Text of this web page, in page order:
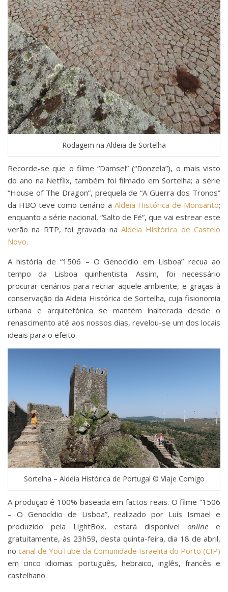
Rodagem na Aldeia de Sortelha
Recorde-se que o filme “Damsel” (“Donzela”), o mais visto
do ano na Netflix, também foi filmado em Sortelha; a série
“House of The Dragon”, prequela de “A Guerra dos Tronos”
da HBO teve como cenário a Aldeia Histórica de Monsanto;
enquanto a série nacional, “Salto de Fé”, que vai estrear este
verão na RTP, foi gravada na Aldeia Histórica de Castelo
Novo.
A história de “1506 – O Genocídio em Lisboa” recua ao
tempo da Lisboa quinhentista. Assim, foi necessário
procurar cenários para recriar aquele ambiente, e graças à
conservação da Aldeia Histórica de Sortelha, cuja fisionomia
urbana e arquitetónica se mantém inalterada desde o
renascimento até aos nossos dias, revelou-se um dos locais
ideais para o efeito.
Sortelha – Aldeia Histórica de Portugal © Viaje Comigo
A produção é 100% baseada em factos reais. O filme “1506
– O Genocídio de Lisboa”, realizado por Luís Ismael e
produzido pela LightBox, estará disponível online e
gratuitamente, às 23h59, desta quinta-feira, dia 18 de abril,
nocanal de YouTube da Comunidade Israelita do Porto (CIP)
em cinco idiomas: português, hebraico, inglês, francês e
castelhano.